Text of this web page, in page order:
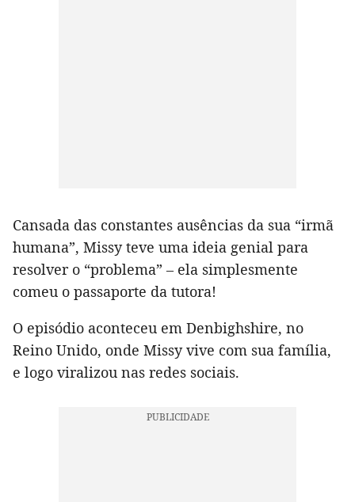
Cansada das constantes ausências da sua “irmã
humana”, Missy teve uma ideia genial para
resolver o “problema” – ela simplesmente
comeu o passaporte da tutora!
O episódio aconteceu em Denbighshire, no
Reino Unido, onde Missy vive com sua família,
e logo viralizou nas redes sociais.